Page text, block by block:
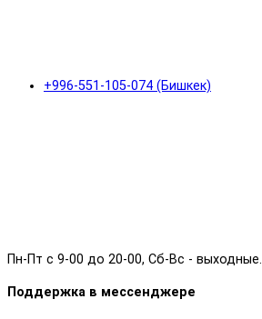
+996-551-105-074 (Бишкек)
Пн-Пт с 9-00 до 20-00, Сб-Вс - выходные.
Поддержка в мессенджере